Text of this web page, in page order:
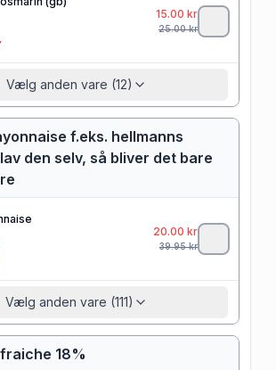
15.00 kr
25.00kr
Vælg anden vare (12)
f.eks. hellmanns
den selv, så bliver det bare
20.00 kr
39.95kr
Vælg anden vare (111)
18%